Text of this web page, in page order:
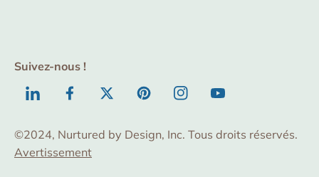
Suivez-nous !
TODO FacebookTwitter PinterestInstagramYouTube
©2024, Nurtured by Design, Inc. Tous droits réservés.
Avertissement